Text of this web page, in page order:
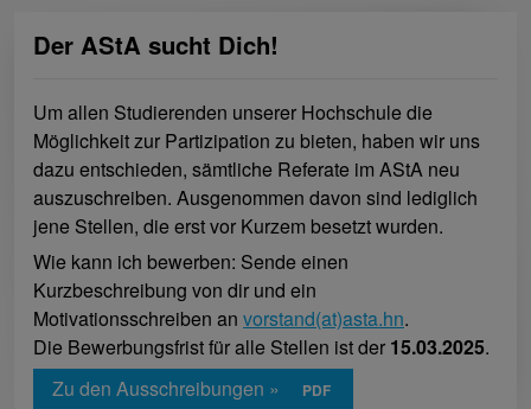
Der AStA sucht Dich!
Um allen Studierenden unserer Hochschule die
Möglichkeit zur Partizipation zu bieten, haben wir uns
dazu entschieden, sämtliche Referate im AStA neu
auszuschreiben. Ausgenommen davon sind lediglich
jene Stellen, die erst vor Kurzem besetzt wurden.
Wie kann ich bewerben: Sende einen
Kurzbeschreibung von dir und ein
Motivationsschreiben an vorstand(at)asta.hn.
Die Bewerbungsfrist für alle Stellen ist der 15.03.2025.
Zu den Ausschreibungen »